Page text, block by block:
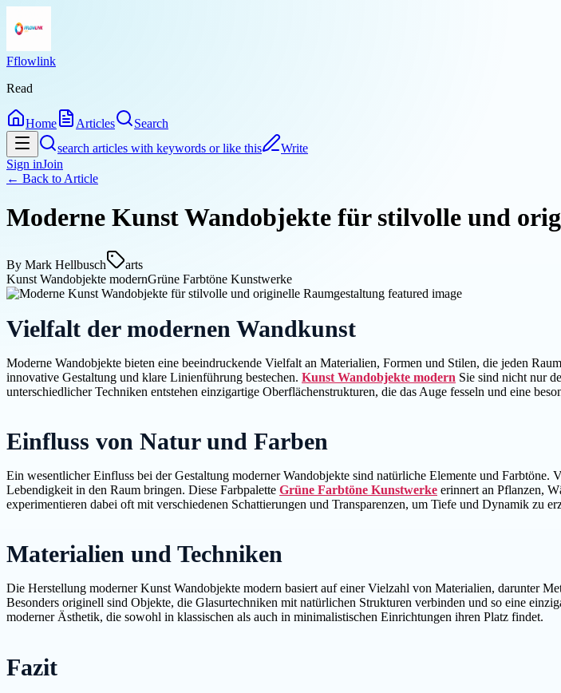
Fflowlink
Read
Home Articles
Search
search articles with keywords or like this
Write
Sign inJoin
← Back to Article
Moderne Kunst Wandobjekte für stilvolle und
By Mark Hellbusch
arts
Kunst Wandobjekte modernGrüne Farbtöne Kunstwerke
Vielfalt der modernen Wandkunst
Moderne Wandobjekte bieten eine beeindruckende Vielfalt an Materialien, Formen und Stilen, die jeden
innovative Gestaltung und klare Linienführung bestechen. Kunst Wandobjekte modern Sie sind nicht nur
unterschiedlicher Techniken entstehen einzigartige Oberflächenstrukturen, die das Auge fesseln und eine
Einfluss von Natur und Farben
Ein wesentlicher Einfluss bei der Gestaltung moderner Wandobjekte sind natürliche Elemente und
Lebendigkeit in den Raum bringen. Diese Farbpalette Grüne Farbtöne Kunstwerke erinnert an Pflanzen,
experimentieren dabei oft mit verschiedenen Schattierungen und Transparenzen, um Tiefe und Dynamik zu
Materialien und Techniken
Die Herstellung moderner Kunst Wandobjekte modern basiert auf einer Vielzahl von Materialien, darunter
Besonders originell sind Objekte, die Glasurtechniken mit natürlichen Strukturen verbinden und so eine
moderner Ästhetik, die sowohl in klassischen als auch in minimalistischen Einrichtungen ihren Platz findet.
Fazit